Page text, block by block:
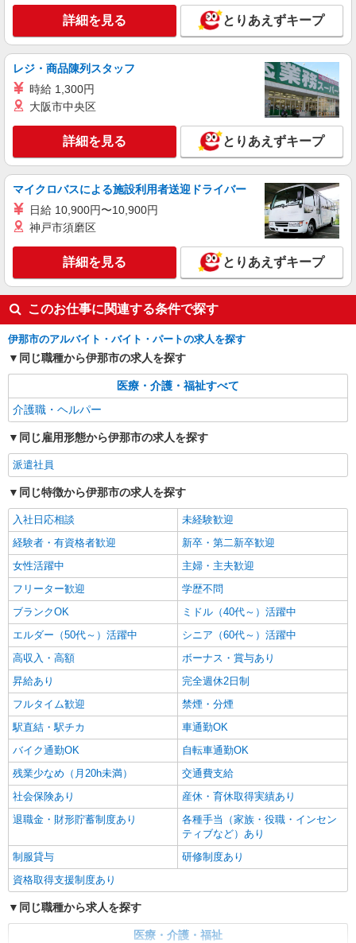
タイパ最強！希望の働き方が叶う有料住宅のス
タッフ★＠伊那市
時給1500円〜2125円 ＜日払い有/週払い有/交
通費全支給(ガソリン代含む)＞
詳細を見る
株式会社kotrio /●MT-H-2068650
伊那市のデイサービス♪日勤のみ！残業ゼロで
時給1500円〜2125円 ＜日払い有/週払い有/交
伊那市内
詳細を見る
詳細を見る とりあえずキープ
レジ・商品陳列スタッフ
時給 1,300円
大阪市中央区
詳細を見る とりあえずキープ
マイクロバスによる施設利用者送迎ドライバー
日給 10,900円〜10,900円
神戸市須磨区
詳細を見る とりあえずキープ
このお仕事に関連する条件で探す
伊那市のアルバイト・バイト・パートの求人を探す
同じ職種から伊那市の求人を探す
医療・介護・福祉すべて
介護職・ヘルパー
同じ雇用形態から伊那市の求人を探す
派遣社員
同じ特徴から伊那市の求人を探す
入社日応相談
未経験歓迎
経験者・有資格者歓迎
新卒・第二新卒歓迎
女性活躍中
主婦・主夫歓迎
フリーター歓迎
学歴不問
ブランクOK
ミドル（40代～）活躍中
エルダー（50代～）活躍中
シニア（60代～）活躍中
高収入・高額
ボーナス・賞与あり
昇給あり
完全週休2日制
フルタイム歓迎
禁煙・分煙
駅直結・駅チカ
車通勤OK
バイク通勤OK
自転車通勤OK
残業少なめ（月20h未満）
交通費支給
社会保険あり
産休・育休取得実績あり
退職金・財形貯蓄制度あり
各種手当（家族・役職・インセン
ティブなど）あり
制服貸与
研修制度あり
資格取得支援制度あり
同じ職種から求人を探す
医療・介護・福祉